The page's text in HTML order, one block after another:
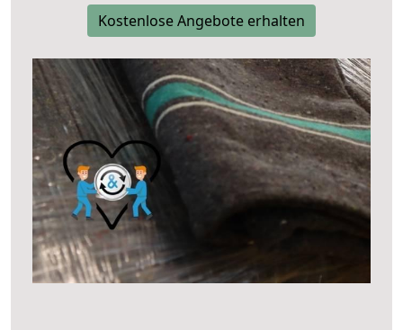
Kostenlose Angebote erhalten